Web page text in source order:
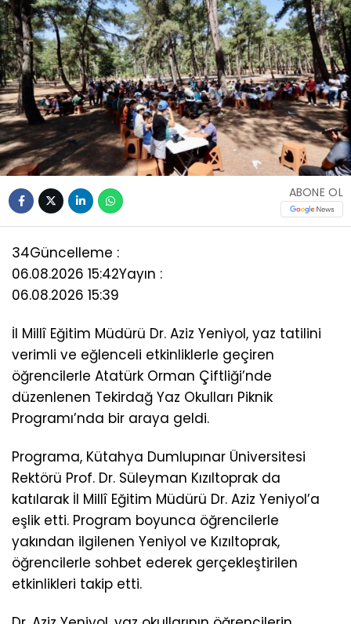
ABONE OL
34Güncelleme :
06.08.2026 15:42Yayın :
06.08.2026 15:39
İl Millî Eğitim Müdürü Dr. Aziz Yeniyol, yaz tatilini
verimli ve eğlenceli etkinliklerle geçiren
öğrencilerle Atatürk Orman Çiftliği’nde
düzenlenen Tekirdağ Yaz Okulları Piknik
Programı’nda bir araya geldi.
Programa, Kütahya Dumlupınar Üniversitesi
Rektörü Prof. Dr. Süleyman Kızıltoprak da
katılarak İl Millî Eğitim Müdürü Dr. Aziz Yeniyol’a
eşlik etti. Program boyunca öğrencilerle
yakından ilgilenen Yeniyol ve Kızıltoprak,
öğrencilerle sohbet ederek gerçekleştirilen
etkinlikleri takip etti.